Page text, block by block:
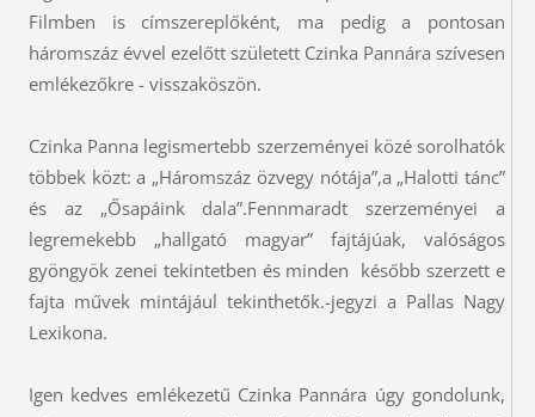
Filmben is címszereplőként, ma pedig a pontosan
háromszáz évvel ezelőtt született Czinka Pannára szívesen
emlékezőkre - visszaköszön.
Czinka Panna legismertebb szerzeményei közé sorolhatók
többek közt: a „Háromszáz özvegy nótája”,a „Halotti tánc”
és az „Ősapáink dala”.Fennmaradt szerzeményei a
legremekebb „hallgató magyar” fajtájúak, valóságos
gyöngyök zenei tekintetben és minden később szerzett e
fajta művek mintájául tekinthetők.-jegyzi a Pallas Nagy
Lexikona.
Igen kedves emlékezetű Czinka Pannára úgy gondolunk,